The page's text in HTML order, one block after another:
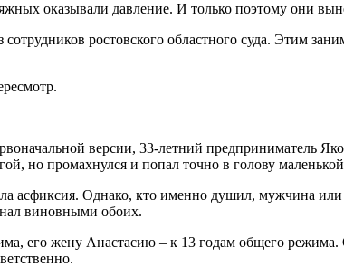
оказывали давление. И только поэтому они
ростовского областного суда. Этим
версии, 33-летний предприниматель
но промахнулся и попал точно в голову
асфиксия. Однако, кто именно душил, мужчина
виновными обоих.
его жену Анастасию – к 13 годам общего